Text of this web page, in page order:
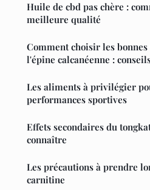
Huile de cbd pas chère :
meilleure qualité
Comment choisir les
l'épine calcanéenne :
Les aliments à privilégier
performances sportives
Effets secondaires du
connaître
Les précautions à prendre
carnitine